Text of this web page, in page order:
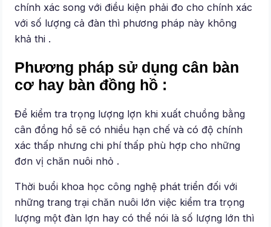
chính xác song với điều kiện phải đo cho chính xác
với số lượng cả đàn thì phương pháp này không
khả thi .
Phương pháp sử dụng cân bàn
cơ hay bàn đồng hồ :
Để kiểm tra trọng lượng lợn khi xuất chuồng bằng
cân đồng hồ sẽ có nhiều hạn chế và có độ chính
xác thấp nhưng chi phí thấp phù hợp cho những
đơn vị chăn nuôi nhỏ .
Thời buổi khoa học công nghệ phát triển đối với
những trang trại chăn nuôi lớn việc kiểm tra trọng
lượng một đàn lợn hay có thể nói là số lượng lớn thì